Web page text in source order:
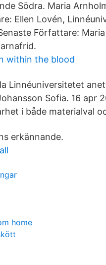
Södra. Maria
Ellen Lovén,
Författare:
within the blood
Linnéuniversitetet
Sofia. 16 apr
i både materialval
erkännande.
home